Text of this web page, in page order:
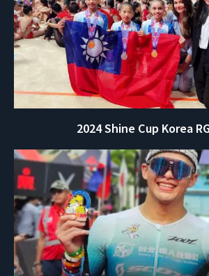
2024 Shine Cup Korea